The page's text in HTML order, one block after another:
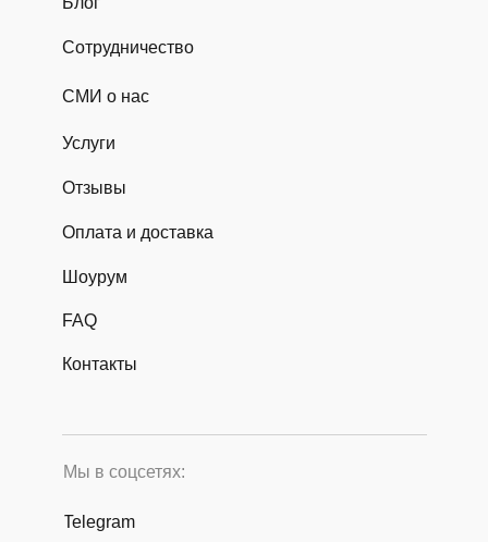
Мы в соцсетях:
Сотрудничество
Telegram
Услуги
Отзывы
Оплата и доставка
СМИ о нас
Шоурум
FAQ
Контакты